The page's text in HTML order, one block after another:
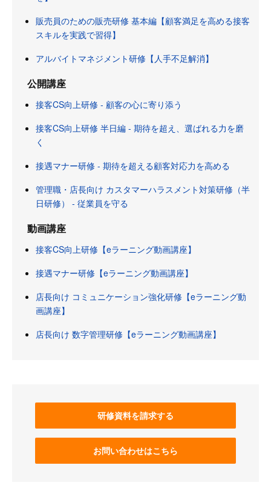
販売員のための販売研修 基本編【顧客満足を高める接客
スキルを実践で習得】
アルバイトマネジメント研修【人手不足解消】
公開講座
接客CS向上研修 - 顧客の心に寄り添う
接客CS向上研修 半日編 - 期待を超え、選ばれる力を磨
く
接遇マナー研修 - 期待を超える顧客対応力を高める
管理職・店長向け カスタマーハラスメント対策研修（半
日研修） - 従業員を守る
動画講座
接客CS向上研修【eラーニング動画講座】
接遇マナー研修【eラーニング動画講座】
店長向け コミュニケーション強化研修【eラーニング動
画講座】
店長向け 数字管理研修【eラーニング動画講座】
研修資料を請求する
お問い合わせはこちら